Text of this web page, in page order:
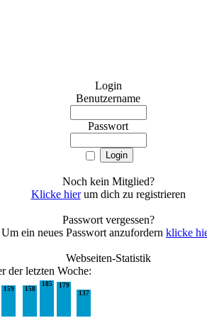
Login
Benutzername
Passwort
Noch kein Mitglied?
Klicke hierum dich zu registrieren
Passwort vergessen?
Um ein neues Passwort anzufordern klicke
Webseiten-Statistik
der letzten Woche:
159 158
185
179
137